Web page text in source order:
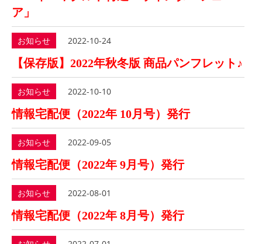
ア」
お知らせ 2022-10-24
【保存版】2022年秋冬版 商品パンフレット♪
お知らせ 2022-10-10
情報宅配便（2022年 10月号）発行
お知らせ 2022-09-05
情報宅配便（2022年 9月号）発行
お知らせ 2022-08-01
情報宅配便（2022年 8月号）発行